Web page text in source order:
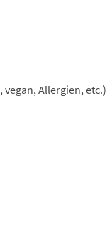
Allergien, etc.)